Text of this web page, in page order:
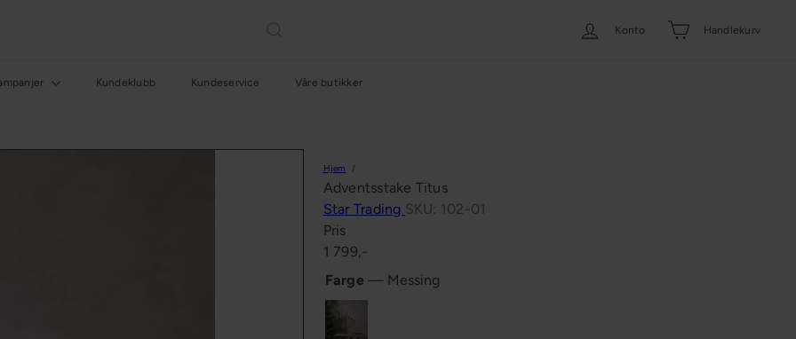
Konto Handlekurv
Kundeklubb Kundeservice Våre butikker
Hjem
Adventsstake Titus
Star Trading SKU: 102-01
Pris
Ordinær
pris
1 799,-
Farge— Messing
Messing